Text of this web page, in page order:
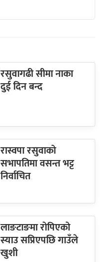
रसुवागढी सीमा नाका
दुई दिन बन्द
रास्वपा रसुवाको
सभापतिमा वसन्त भट्ट
निर्वाचित
लाङटाङमा रोपिएको
स्याउ सप्रिएपछि गाउँले
खुशी